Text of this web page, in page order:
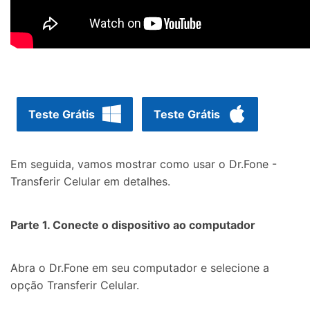
Teste Grátis Teste Grátis
Em seguida, vamos mostrar como usar o Dr.Fone -
Transferir Celular em detalhes.
Parte 1. Conecte o dispositivo ao computador
Abra o Dr.Fone em seu computador e selecione a
opção Transferir Celular.